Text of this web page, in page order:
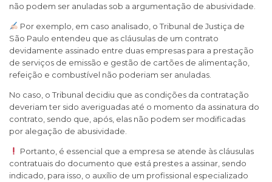
não podem ser anuladas sob a argumentação de abusividade.
Por exemplo, em caso analisado, o Tribunal de Justiça de
São Paulo entendeu que as cláusulas de um contrato
devidamente assinado entre duas empresas para a prestação
de serviços de emissão e gestão de cartões de alimentação,
refeição e combustível não poderiam ser anuladas.
No caso, o Tribunal decidiu que as condições da contratação
deveriam ter sido averiguadas até o momento da assinatura do
contrato, sendo que, após, elas não podem ser modificadas
por alegação de abusividade.
Portanto, é essencial que a empresa se atende às cláusulas
contratuais do documento que está prestes a assinar, sendo
indicado, para isso, o auxílio de um profissional especializado